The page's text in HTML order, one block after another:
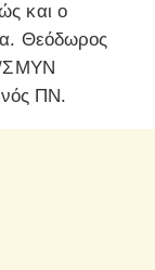
και ο
Θεόδωρος
ΣΜΥΝ
ΠΝ.